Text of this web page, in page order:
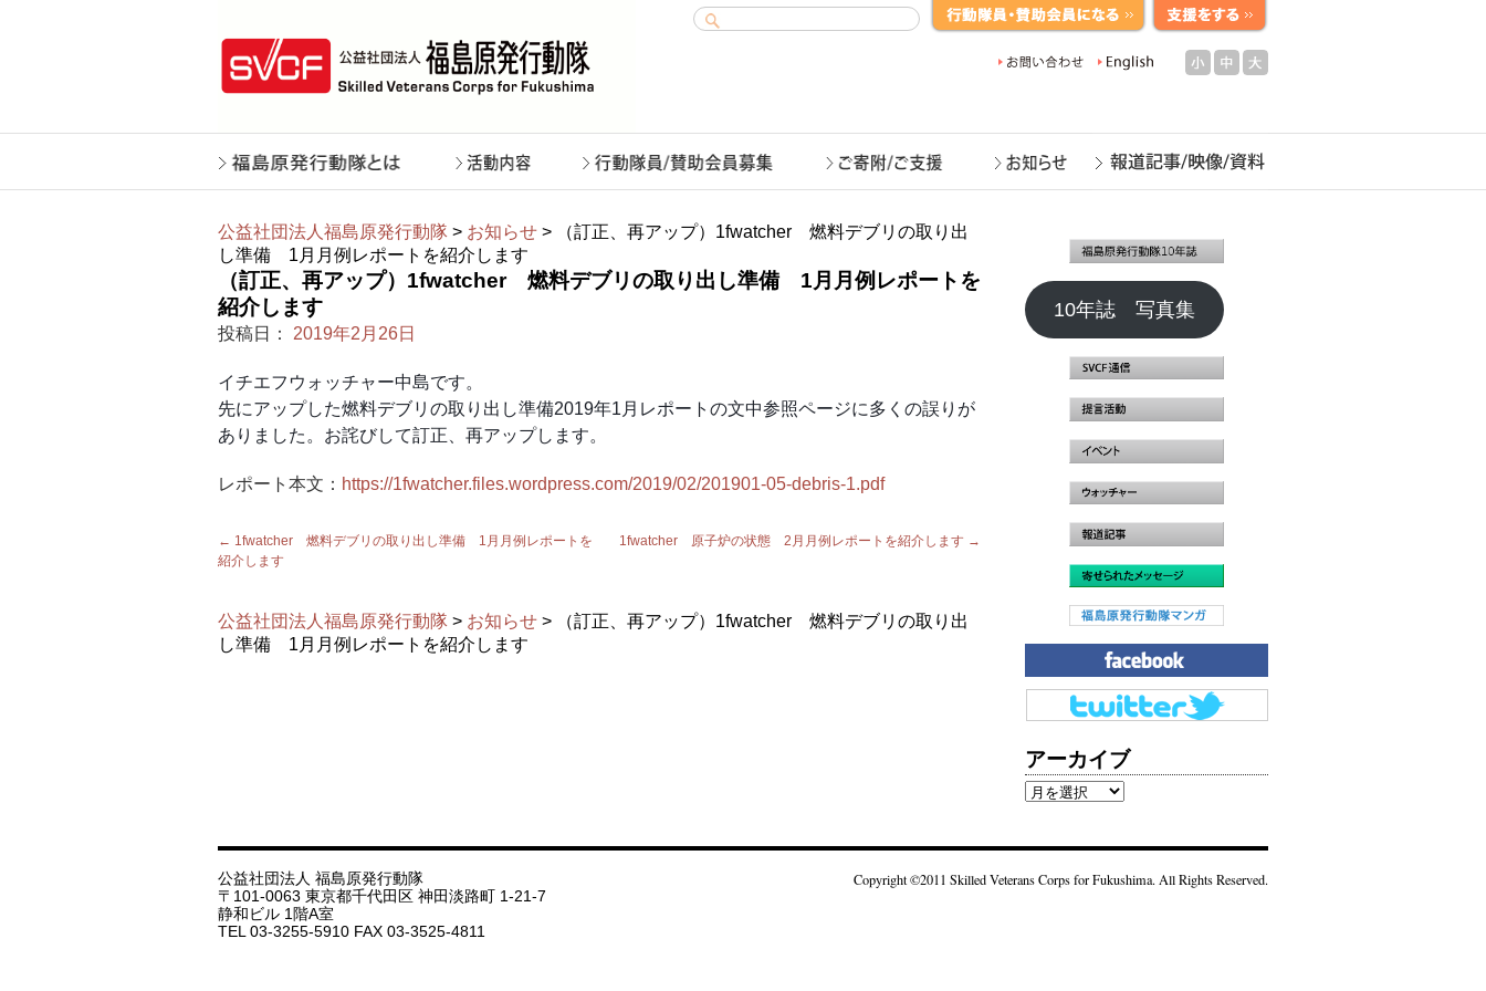
小 中 大
公益社団法人福島原発行動隊 > お知らせ > （訂正、再アップ）1fwatcher 燃料デブリの取り出
し準備 1月月例レポートを紹介します
（訂正、再アップ）1fwatcher 燃料デブリの取り出し準備 1月月例レポートを
紹介します
投稿日： 2019年2月26日
イチエフウォッチャー中島です。
先にアップした燃料デブリの取り出し準備2019年1月レポートの文中参照ページに多くの誤りが
ありました。お詫びして訂正、再アップします。
レポート本文： https://1fwatcher.files.wordpress.com/2019/02/201901-05-debris-1.pdf
← 1fwatcher 燃料デブリの取り出し準備 1月月例レポートを
紹介します
1fwatcher 原子炉の状態 2月月例レポートを紹介します →
公益社団法人福島原発行動隊 > お知らせ > （訂正、再アップ）1fwatcher 燃料デブリの取り出
し準備 1月月例レポートを紹介します
10年誌 写真集
アーカイブ
ア
ブ
公益社団法人 福島原発行動隊
〒101-0063 東京都千代田区 神田淡路町 1-21-7
静和ビル 1階A室
TEL 03-3255-5910 FAX 03-3525-4811
Copyright ©2011 Skilled Veterans Corps for Fukushima. All Rights Reserved.